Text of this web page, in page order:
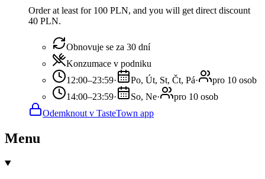
Order at least for 100 PLN, and you will get direct discount
40 PLN.
Obnovuje se za 30 dní
Konzumace v podniku
12:00–23:59· Po, Út, St, Čt, Pá·
pro 10 osob
14:00–23:59· So, Ne·
pro 10 osob
Odemknout v TasteTown app
Menu